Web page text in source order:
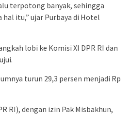
terpotong banyak, sehingga
itu,” ujar Purbaya di Hotel
lobi ke Komisi XI DPR RI dan
turun 29,3 persen menjadi Rp
RI), dengan izin Pak Misbakhun,